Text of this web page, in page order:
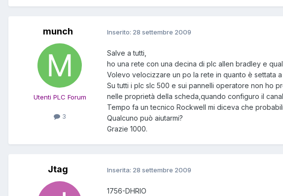
munch
Utenti PLC Forum
3
Inserito: 28 settembre 2009
Salve a tutti,
ho una rete con una decina di plc allen bradley e
Volevo velocizzare un po la rete in quanto è settata a
Su tutti i plc slc 500 e sui pannelli operatore non ho
nelle proprietà della scheda,quando configuro il
Tempo fa un tecnico Rockwell mi diceva che
Qualcuno può aiutarmi?
Grazie 1000.
Jtag Inserita: 28 settembre 2009
1756-DHRIO